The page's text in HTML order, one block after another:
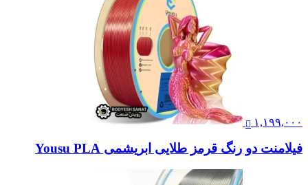
۱,۱۹۹,۰۰۰
فیلامنت دو رنگ قرمز طلایی ابریشمی Yousu PLA